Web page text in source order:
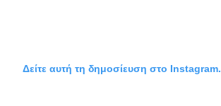
Δείτε αυτή τη δημοσίευση στο Instagram.